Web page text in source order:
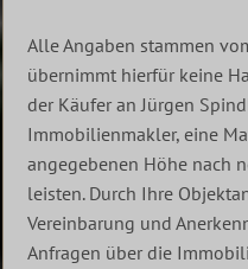
Alle Angaben stammen
übernimmt hierfür keine
der Käufer an Jürgen
Immobilienmakler, eine
angegebenen Höhe nach
leisten. Durch Ihre
Vereinbarung und
Anfragen über die